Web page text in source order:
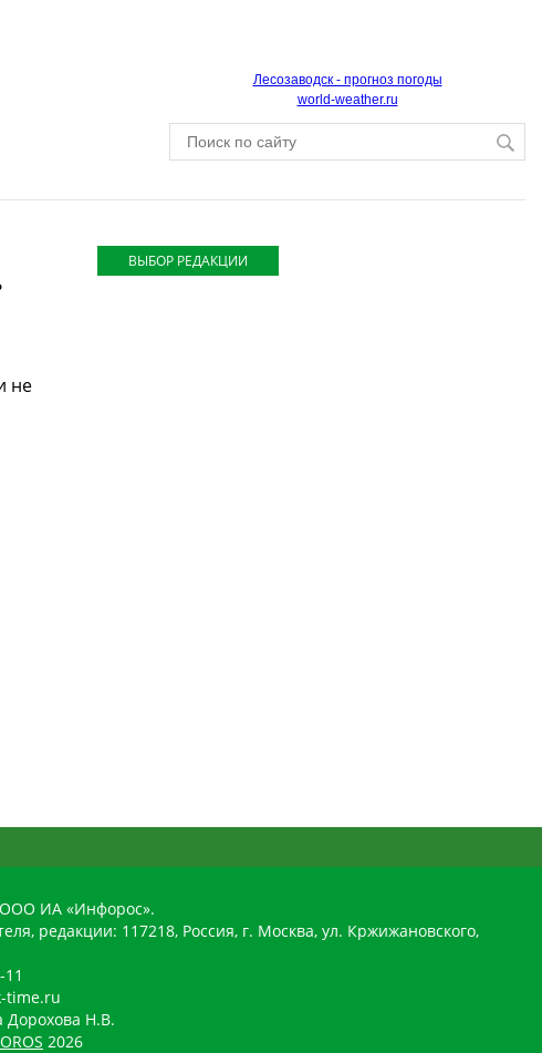
Лесозаводск - прогноз погоды
world-weather.ru
не
ВЫБОР РЕДАКЦИИ
ООО ИА «Инфорос».
редакции: 117218, Россия, г. Москва, ул. Кржижановского,
time.ru
Дорохова Н.В.
2026